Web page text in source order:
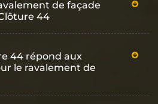
de façade
44
44 répond aux
le ravalement de